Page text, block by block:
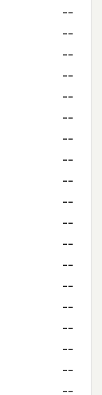
--
--
--
--
--
--
--
--
--
--
--
--
--
--
--
--
--
--
--